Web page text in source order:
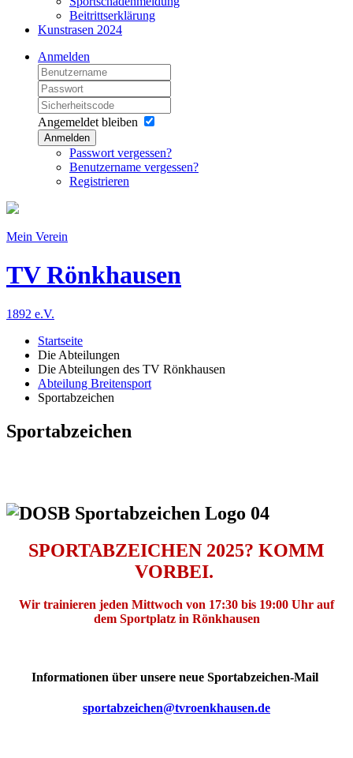
Beitrittserklärung
Kunstrasen 2024
Anmelden
Angemeldet bleiben
Anmelden
Passwort vergessen?
Benutzername vergessen?
Registrieren
Mein Verein
TV Rönkhausen
1892 e.V.
Startseite
Die Abteilungen
Die Abteilungen des TV Rönkhausen
Abteilung Breitensport
Sportabzeichen
Sportabzeichen
SPORTABZEICHEN 2025? KOMM
VORBEI.
Wir trainieren jeden Mittwoch von 17:30 bis 19:00 Uhr auf
dem Sportplatz in Rönkhausen
Informationen über unsere neue Sportabzeichen-Mail
sportabzeichen@tvroenkhausen.de